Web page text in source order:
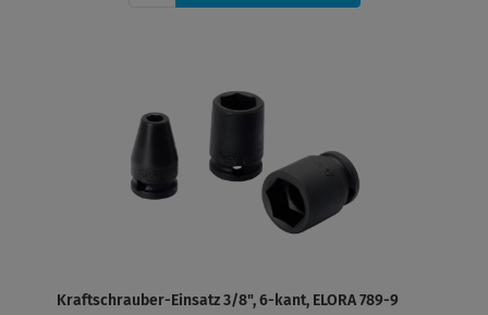
Kraftschrauber-Einsatz 3/8", 6-kant, ELORA 789-9